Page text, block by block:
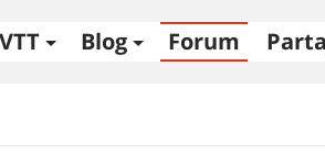
Blog Forum